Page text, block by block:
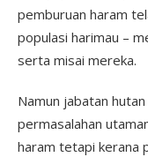
pemburuan haram
populasi harimau –
serta misai mereka.
Namun jabatan
permasalahan
haram tetapi kerana